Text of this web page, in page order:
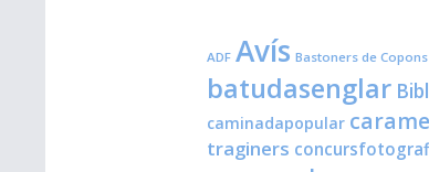
ADF Avís Bastoners de Copons
batudasenglar
caminadapopular
traginers